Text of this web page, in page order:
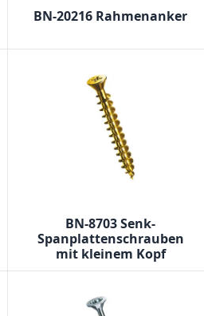
BN-20216 Rahmenanker
BN-8703 Senk-
Spanplattenschrauben
mit kleinem Kopf